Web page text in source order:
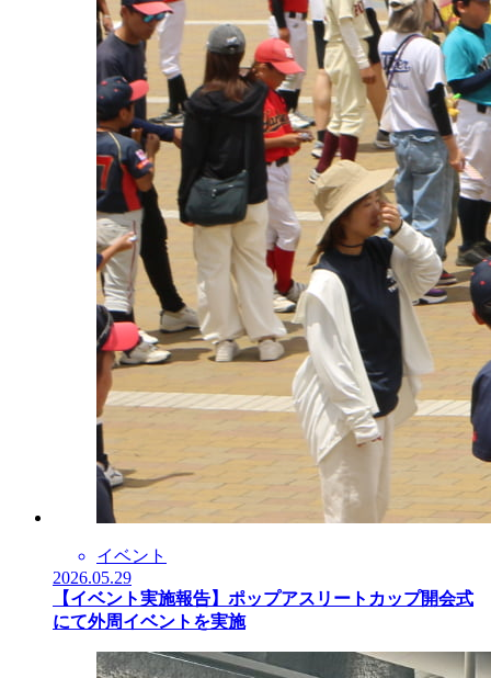
イベント
2026.05.29
【イベント実施報告】ポップアスリートカップ開会式
にて外周イベントを実施